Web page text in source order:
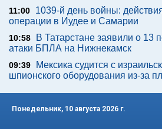
11:00
1039-й день войны:
операции в Иудее и Самарии
10:58
В Татарстане заявили о 13
атаки БПЛА на Нижнекамск
09:39
Мексика судится с
шпионского оборудования из-за
Понедельник, 10 августа 2026 г.